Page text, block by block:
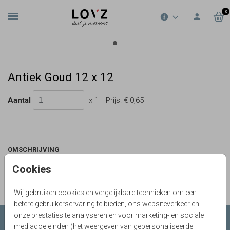
0
Cookies
Wij gebruiken cookies en vergelijkbare technieken om een
betere gebruikerservaring te bieden, ons websiteverkeer en
onze prestaties te analyseren en voor marketing- en sociale
mediadoeleinden (het weergeven van gepersonaliseerde
Antiek Goud 12 x 12
Aantal x 1 Prijs: € 0,65
OMSCHRIJVING
Collecties LOVZ